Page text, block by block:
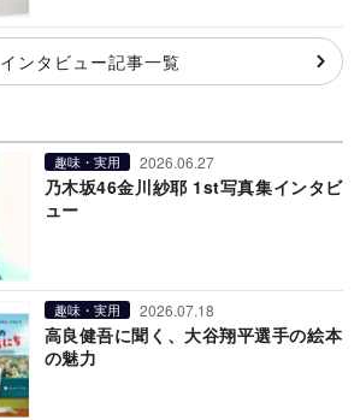
インタビュー記事一覧
趣味・実用 2026.06.27
乃木坂46金川紗耶 1st写真集インタビ
ュー
趣味・実用 2026.07.18
高良健吾に聞く、大谷翔平選手の絵本
の魅力